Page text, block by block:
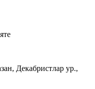
Декабристлар ур.,